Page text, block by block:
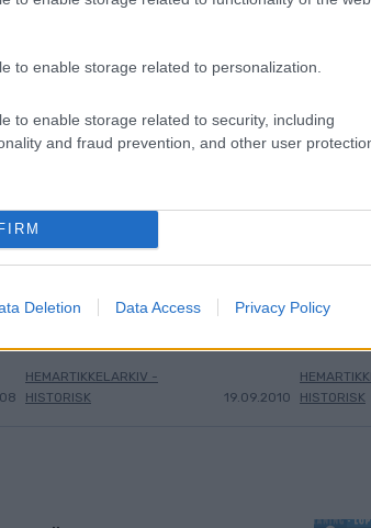
to enable storage related to personalization.
to enable storage related to security, including
and fraud prevention, and other user
Deletion Data Access Privacy Policy
3
Mathias Fredriksson
pappa igen
HEMARTIKKELARKIV -
HISTORISK
19.09.2010
4
HISTORISK